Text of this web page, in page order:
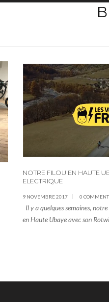
NOTRE FILOU EN HAUTE
ELECTRIQUE
9 NOVEMBRE 2017 0
Il y a quelques semaines,
en Haute Ubaye avec son